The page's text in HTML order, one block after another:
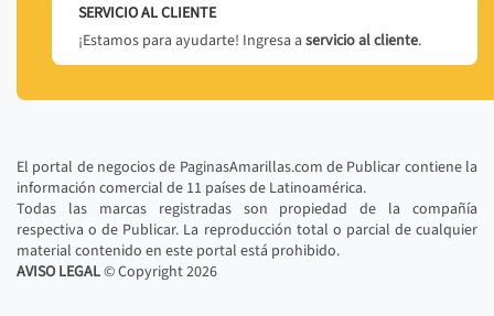
SERVICIO AL CLIENTE
¡Estamos para ayudarte! Ingresa a servicio al cliente.
El portal de negocios de PaginasAmarillas.com de Publicar contiene la
información comercial de 11 países de Latinoamérica.
Todas las marcas registradas son propiedad de la compañía
respectiva o de Publicar. La reproducción total o parcial de cualquier
material contenido en este portal está prohibido.
AVISO LEGAL© Copyright2026